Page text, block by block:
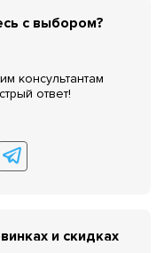
с выбором?
консультантам
ответ!
и скидках